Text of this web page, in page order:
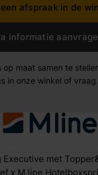
een elegante
het interieur. Wat
De boxspring is
Zelfs bij
zijn vorm en
technologie, waardoor
zonder pluisvorming
boxspring uitgerust
7-zone pocketvering
afspraak in de
informatie
maat samen te
in onze winkel of
met
x M line